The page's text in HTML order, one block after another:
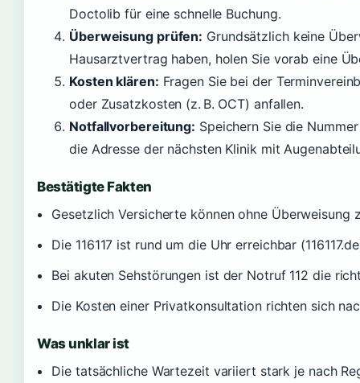
Doctolib für eine schnelle Buchung.
Überweisung prüfen: Grundsätzlich keine
Hausarztvertrag haben, holen Sie vorab eine
Kosten klären: Fragen Sie bei der
oder Zusatzkosten (z. B. OCT) anfallen.
Notfallvorbereitung: Speichern Sie die
die Adresse der nächsten Klinik mit
Bestätigte Fakten
Gesetzlich Versicherte können ohne Überweisung
Die 116117 ist rund um die Uhr erreichbar
Bei akuten Sehstörungen ist der Notruf 112 die
Die Kosten einer Privatkonsultation richten sich
Was unklar ist
Die tatsächliche Wartezeit variiert stark je nach